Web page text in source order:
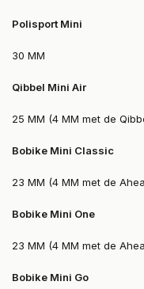
Polisport Mini
30 MM
Qibbel Mini Air
25 MM (4 MM met de
Bobike Mini Classic
23 MM (4 MM met de
Bobike Mini One
23 MM (4 MM met de
Bobike Mini Go